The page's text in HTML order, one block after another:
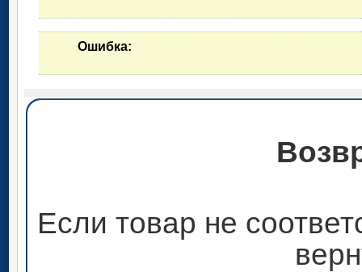
Ошибка:
Если товар не